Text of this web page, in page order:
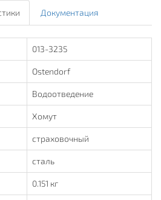
Документация
013-3235
Ostendorf
Водоотведение
Хомут
страховочный
сталь
0.151 кг